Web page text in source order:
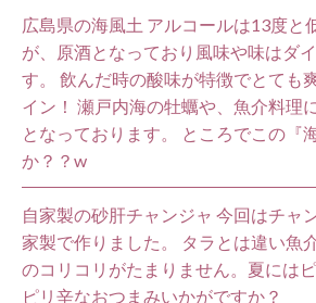
広島県の海風土 アルコールは13度と
が、原酒となっており風味や味はダ
す。 飲んだ時の酸味が特徴でとても
イン！ 瀬戸内海の牡蠣や、魚介料理
となっております。 ところでこの『
か？？w
自家製の砂肝チャンジャ 今回はチャ
家製で作りました。 タラとは違い魚
のコリコリがたまりません。夏には
ピリ辛なおつまみいかがですか？